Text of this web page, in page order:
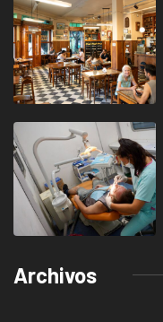
Archivos